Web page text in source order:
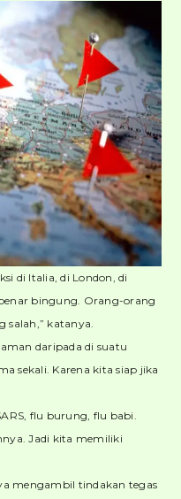
di Italia, di London, di
bingung. Orang-orang
salah,” katanya.
daripada di suatu
sekali. Karena kita siap jika
flu burung, flu babi.
Jadi kita memiliki
mengambil tindakan tegas